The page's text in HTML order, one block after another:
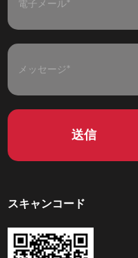
スキャンコード